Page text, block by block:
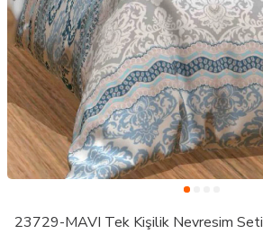
23729-MAVI Tek Kişilik Nevresim Seti